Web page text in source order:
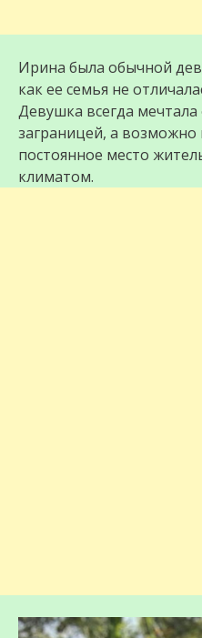
Ирина была обычной
как ее семья не
Девушка всегда
заграницей, а возможно
постоянное место
климатом.